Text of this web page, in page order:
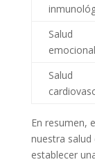
Salud
emocional
Salud
En resumen,
nuestra
establecer